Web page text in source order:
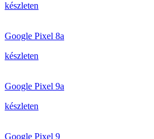
készleten
Google Pixel 8a
készleten
Google Pixel 9a
készleten
Google Pixel 9